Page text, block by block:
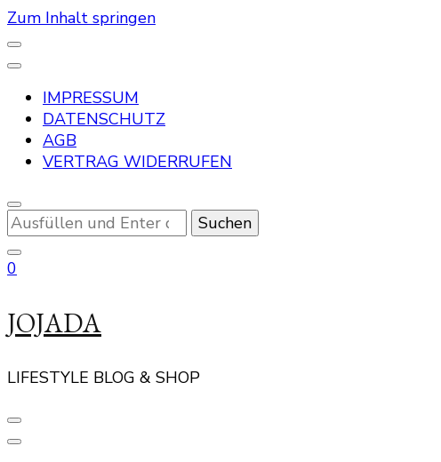
Zum Inhalt springen
IMPRESSUM
DATENSCHUTZ
AGB
VERTRAG WIDERRUFEN
Suchst
du
nach
0
JOJADA
LIFESTYLE BLOG & SHOP